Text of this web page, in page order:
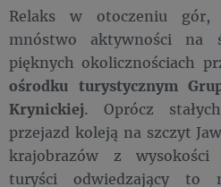
Relaks w otoczeniu
mnóstwo aktywności na
pięknych okolicznościach
ośrodku turystycznym
Krynickiej. Oprócz
przejazd koleją na szczyt
krajobrazów z wysokości
turyści odwiedzający to